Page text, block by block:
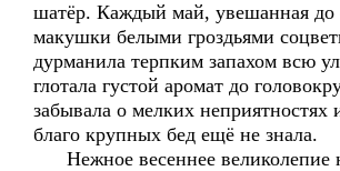
шатёр. Каждый май, увешанная до
макушки белыми гроздьями
дурманила терпким запахом всю
глотала густой аромат до
забывала о мелких неприятностях
благо крупных бед ещё не знала.
Нежное весеннее великолепие